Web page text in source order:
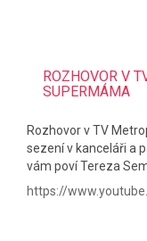
ROZHOVOR V
SUPERMÁMA
Rozhovor v TV
sezení v kanceláři a
vám poví Tereza
https://